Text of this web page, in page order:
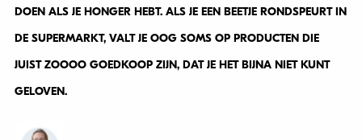
DOEN ALS JE HONGER HEBT. ALS JE EEN BEETJE RONDSPEURT IN
DE SUPERMARKT, VALT JE OOG SOMS OP PRODUCTEN DIE
JUIST ZOOOO GOEDKOOP ZIJN, DAT JE HET BIJNA NIET KUNT
GELOVEN.